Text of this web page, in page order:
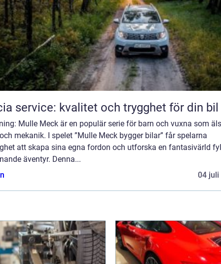
service: kvalitet och trygghet för din bil
Mulle Meck är en populär serie för barn och vuxna som
mekanik. I spelet ”Mulle Meck bygger bilar” får spelarna
att skapa sina egna fordon och utforska en fantasivärld
äventyr. Denna...
04 juli